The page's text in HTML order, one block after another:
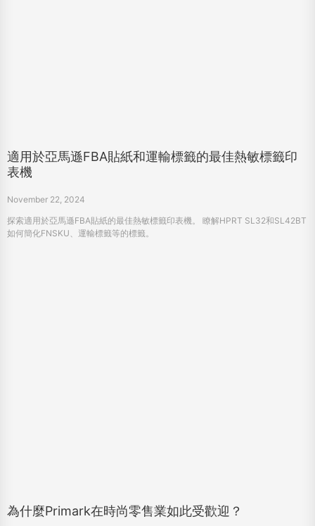
適用於亞馬遜FBA貼紙和運輸標籤的最佳熱敏標籤印
表機
November 22, 2024
探索適用於亞馬遜FBA貼紙的最佳熱敏標籤印表機。 瞭解HPRT SL32和SL42BT
如何簡化FNSKU、運輸標籤等的標籤。
為什麼Primark在時尚零售業如此受歡迎？